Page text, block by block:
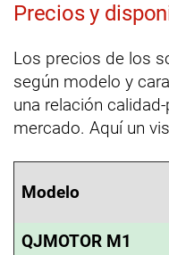
Precios y
Los precios de los
según modelo y
una relación
mercado. Aquí un
Modelo
QJMOTOR M1